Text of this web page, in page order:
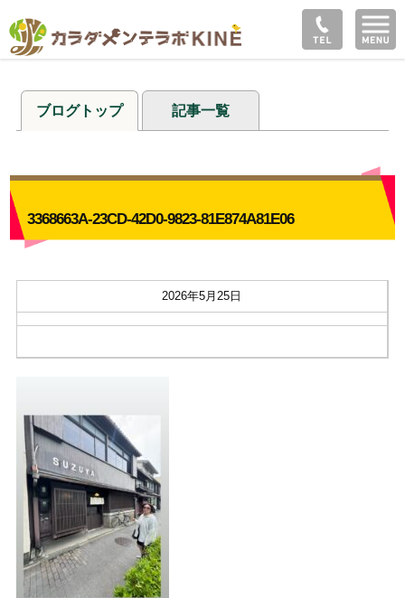
ブログトップ 記事一覧
3368663A-23CD-42D0-9823-81E874A81E06
2026年5月25日